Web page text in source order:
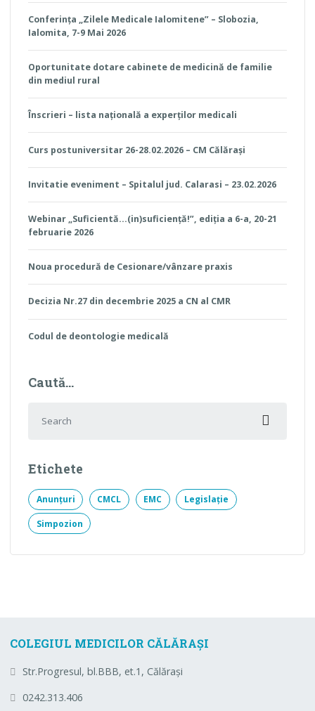
Conferința „Zilele Medicale Ialomitene” – Slobozia,
Ialomita, 7-9 Mai 2026
Oportunitate dotare cabinete de medicină de familie
din mediul rural
Înscrieri – lista națională a experților medicali
Curs postuniversitar 26-28.02.2026 – CM Călărași
Invitatie eveniment – Spitalul jud. Calarasi – 23.02.2026
Webinar „Suficientă…(in)suficiență!”, ediția a 6-a, 20-21
februarie 2026
Noua procedură de Cesionare/vânzare praxis
Decizia Nr.27 din decembrie 2025 a CN al CMR
Codul de deontologie medicală
Caută…
Etichete
Anunțuri CMCL EMC Legislație
Simpozion
COLEGIUL MEDICILOR CĂLĂRAȘI
Str.Progresul, bl.BBB, et.1, Călărași
0242.313.406